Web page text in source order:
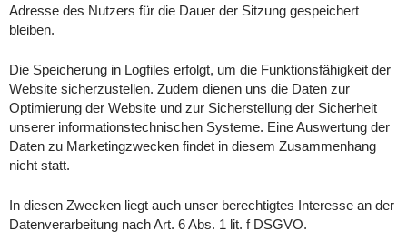
Adresse des Nutzers für die Dauer der Sitzung gespeichert
bleiben.
Die Speicherung in Logfiles erfolgt, um die Funktionsfähigkeit der
Website sicherzustellen. Zudem dienen uns die Daten zur
Optimierung der Website und zur Sicherstellung der Sicherheit
unserer informationstechnischen Systeme. Eine Auswertung der
Daten zu Marketingzwecken findet in diesem Zusammenhang
nicht statt.
In diesen Zwecken liegt auch unser berechtigtes Interesse an der
Datenverarbeitung nach Art. 6 Abs. 1 lit. f DSGVO.